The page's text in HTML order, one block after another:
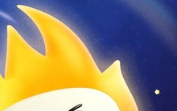
支持[0] 反对